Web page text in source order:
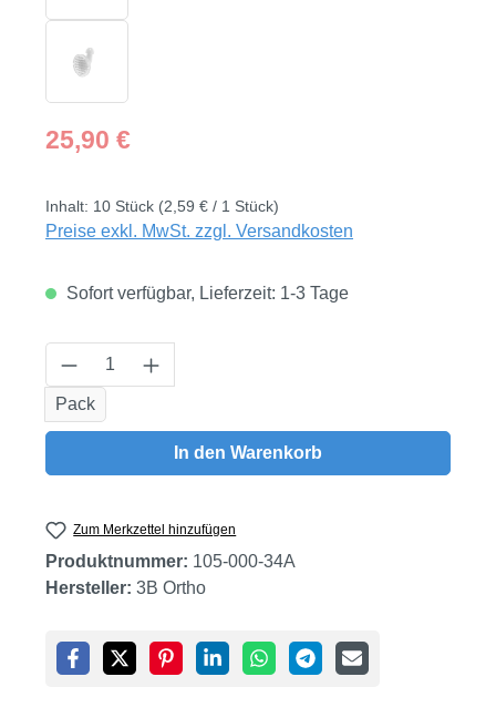
Regulärer Preis:
25,90 €
Inhalt: 10 Stück (2,59 € / 1 Stück)
Preise exkl. MwSt. zzgl. Versandkosten
Sofort verfügbar, Lieferzeit: 1-3 Tage
Produkt Anzahl: Gib den gewünschten
Pack
In den Warenkorb
Zum Merkzettel hinzufügen
Produktnummer: 105-000-34A
Hersteller: 3B Ortho